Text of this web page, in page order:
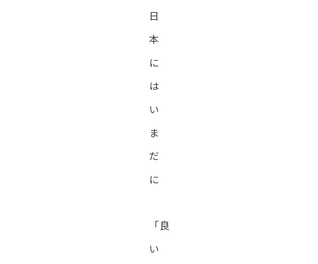
日
本
に
は
い
ま
だ
に
「良
い